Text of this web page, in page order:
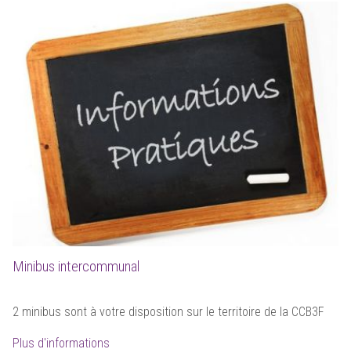
Minibus intercommunal
2 minibus sont à votre disposition sur le territoire de la CCB3F
Plus d'informations